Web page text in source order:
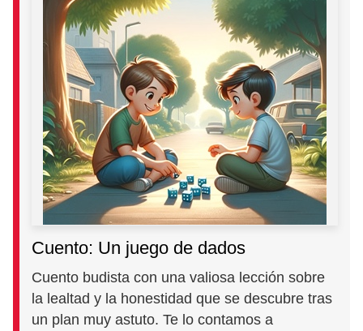
Cuento: Un juego de dados
Cuento budista con una valiosa lección sobre
la lealtad y la honestidad que se descubre tras
un plan muy astuto. Te lo contamos a